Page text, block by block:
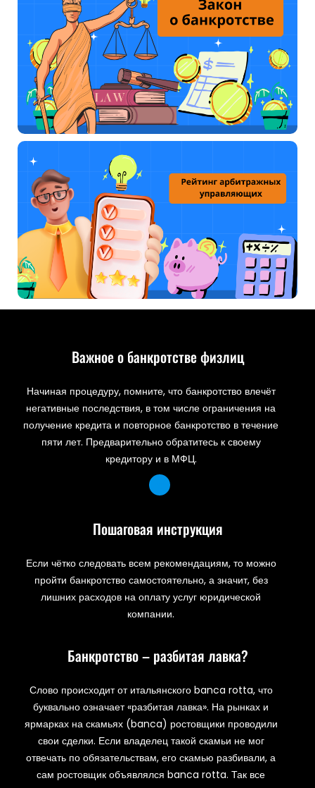
Важное о банкротстве физлиц
Начиная процедуру, помните, что банкротство влечёт
негативные последствия, в том числе ограничения на
получение кредита и повторное банкротство в течение
пяти лет. Предварительно обратитесь к своему
кредитору и в МФЦ.
Пошаговая инструкция
Если чётко следовать всем рекомендациям, то можно
пройти банкротство самостоятельно, а значит, без
лишних расходов на оплату услуг юридической
компании.
Банкротство – разбитая лавка?
Слово происходит от итальянского banca rotta, что
буквально означает «разбитая лавка». На рынках и
ярмарках на скамьях (banca) ростовщики проводили
свои сделки. Если владелец такой скамьи не мог
отвечать по обязательствам, его скамью разбивали, а
сам ростовщик объявлялся banca rotta. Так все